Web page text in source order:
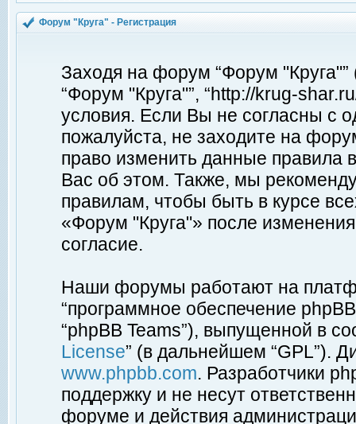
Форум "Круга" - Регистрация
Заходя на форум “Форум
“Форум "Круга"”, “http://krug-
условия. Если Вы не согласны с
пожалуйста, не заходите на
право изменить данные правила
Вас об этом. Также, мы
правилам, чтобы быть в курсе
«Форум "Круга"» после
согласие.
Наши форумы работают на
“программное обеспечение
“phpBB Teams”), выпущенной в
License” (в дальнейшем “GPL”).
www.phpbb.com. Разработчики
поддержку и не несут
форуме и действия